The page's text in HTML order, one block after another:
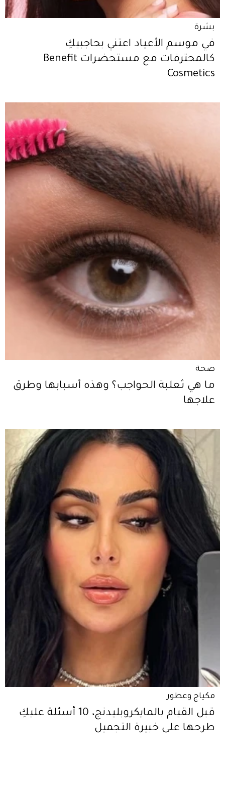
بشرة
في موسم الأعياد اعتني بحاجبيكِ
كالمحترفات مع مستحضرات Benefit
Cosmetics
صحة
ما هي ثعلبة الحواجب؟ وهذه أسبابها وطرق
علاجها
مكياج وعطور
قبل القيام بالمايكروبليدنج، 10 أسئلة عليكِ
طرحها على خبيرة التجميل